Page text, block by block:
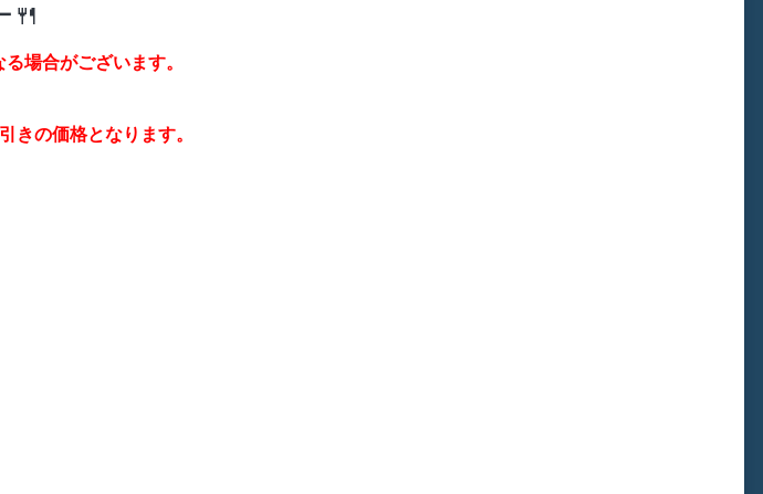
🍴
場合がございます。
きの価格となります。